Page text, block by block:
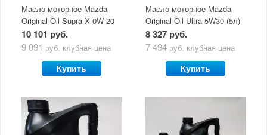
Масло моторное Mazda
Original Oil Supra-X 0W-20
(5 л)
10 101 руб.
9 091 руб. клубная цена
Купить
Масло моторное Mazda
Original Oil Ultra 5W30 (5л)
8 327 руб.
7 494 руб. клубная цена
Купить